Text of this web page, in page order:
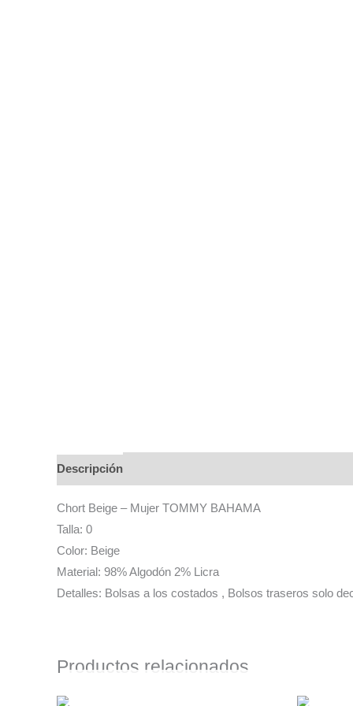
Descripción
Chort Beige – Mujer TOMMY BAHAMA
Talla: 0
Color: Beige
Material: 98% Algodón 2% Licra
Detalles: Bolsas a los costados , Bolsos traseros solo
Productos relacionados